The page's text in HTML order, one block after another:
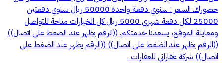
حضورك. السعر : سنوي دفعة واحدة 50000 ريال سنوي دفعتين
25000 لكل دفعة شهري 5000 ريال كل الخيارات متاحة للتواصل
ومعاينة الموقع، يسعدنا خدمتكم. ((الرقم يظهر عند الضغط على اتصال))
((الرقم يظهر عند الضغط على اتصال)) ((الرقم يظهر عند الضغط على
اتصال)) شركة عقاراتي للعقارات .